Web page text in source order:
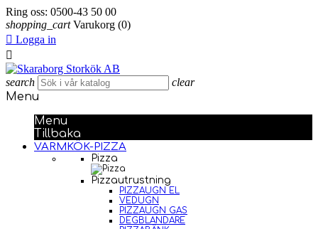
Ring oss: 0500-43 50 00
shopping_cart Varukorg (0)
 Logga in

search clear
Menu
Menu
Tillbaka
VARMKÖK-PIZZA
Pizza
Pizzautrustning
PIZZAUGN EL
VEDUGN
PIZZAUGN GAS
DEGBLANDARE